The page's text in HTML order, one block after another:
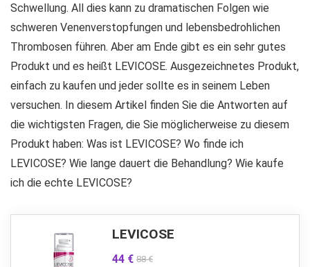
Schwellung. All dies kann zu dramatischen Folgen wie
schweren Venenverstopfungen und lebensbedrohlichen
Thrombosen führen. Aber am Ende gibt es ein sehr gutes
Produkt und es heißt LEVICOSE. Ausgezeichnetes Produkt,
einfach zu kaufen und jeder sollte es in seinem Leben
versuchen. In diesem Artikel finden Sie die Antworten auf
die wichtigsten Fragen, die Sie möglicherweise zu diesem
Produkt haben: Was ist LEVICOSE? Wo finde ich
LEVICOSE? Wie lange dauert die Behandlung? Wie kaufe
ich die echte LEVICOSE?
LEVICOSE
44 € 88 €